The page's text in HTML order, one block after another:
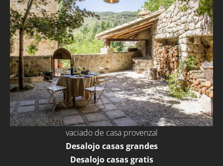
vaciado de casa provenzal
Desalojo casas grandes
Desalojo casas gratis